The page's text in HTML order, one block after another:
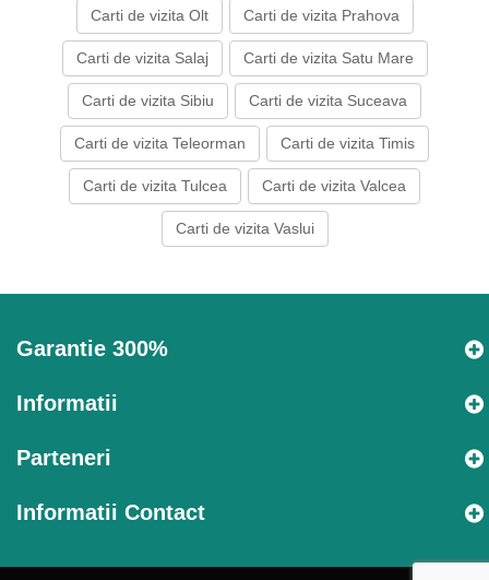
Carti de vizita Olt Carti de vizita Prahova
Carti de vizita Salaj Carti de vizita Satu Mare
Carti de vizita Sibiu Carti de vizita Suceava
Carti de vizita Teleorman Carti de vizita Timis
Carti de vizita Tulcea Carti de vizita Valcea
Carti de vizita Vaslui
Garantie 300%
Informatii
Parteneri
Informatii Contact